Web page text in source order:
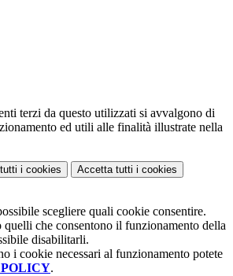
terzi da questo utilizzati si avvalgono di
ed utili alle finalità illustrate nella
i cookies Accetta tutti i cookies
scegliere quali cookie consentire.
quelli che consentono il funzionamento della
disabilitarli.
i cookie necessari al funzionamento potete
.